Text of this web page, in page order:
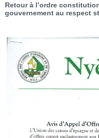
Retour à l’ordre
gouvernement au respect